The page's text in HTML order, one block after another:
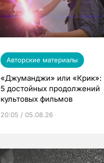
Авторские материалы
«Джуманджи» или «Крик»:
5 достойных продолжений
культовых фильмов
20:05 / 05.08.26